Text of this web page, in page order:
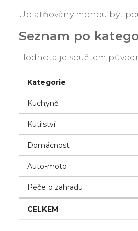
Uplatňovány mohou být
Seznam po
Hodnota je součtem
Kategorie
Kuchyně
Kutilství
Domácnost
Auto-moto
Péče o zahradu
CELKEM